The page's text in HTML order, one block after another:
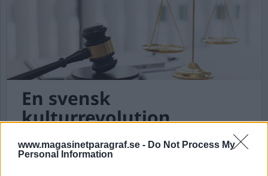
www.magasinetparagraf.se - Do Not Process My
Personal Information
En svensk
kulturrevolution
Den kunskapsföraktande kulturrevolution som
kommunisten Mao genomdrev i Kina på 1960-